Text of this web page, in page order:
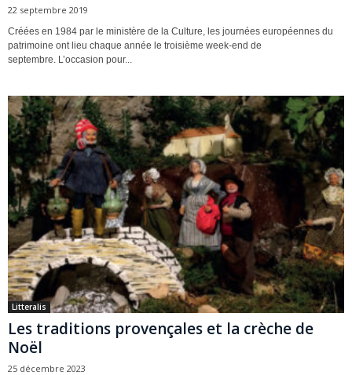
22 septembre 2019
Créées en 1984 par le ministère de la Culture, les journées européennes du
patrimoine ont lieu chaque année le troisième week-end de
septembre. L’occasion pour...
Litteralis
Les traditions provençales et la crèche de
Noël
25 décembre 2023